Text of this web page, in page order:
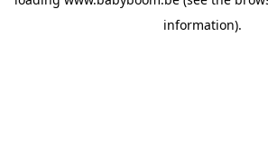
information).